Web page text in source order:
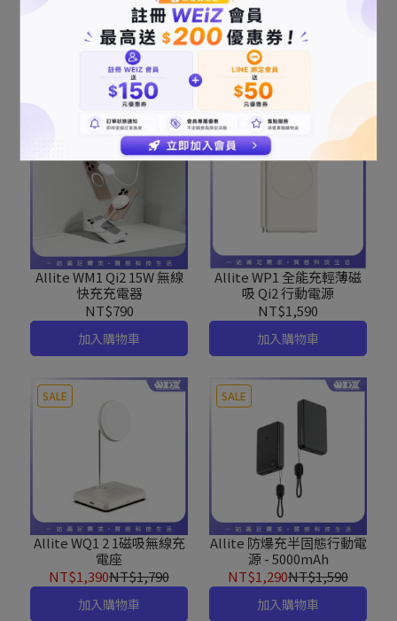
Allite MFi轉接頭(USB-C
轉Lightning)
NT$390
加入購物車
Allite WA1 2IN1便攜型雙
面充電器
NT$1,190NT$1,590
加入購物車
Allite WM1 Qi2 15W 無線
快充充電器
NT$790
加入購物車
Allite WP1 全能充輕薄磁
吸 Qi2 行動電源
NT$1,590
加入購物車
SALE
Allite WQ1 2 1磁吸無線充
電座
NT$1,390NT$1,790
加入購物車
SALE
Allite 防爆充半固態行動電
源 - 5000mAh
NT$1,290NT$1,590
加入購物車